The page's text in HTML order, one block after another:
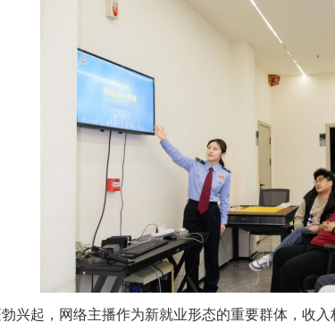
兴起，网络主播作为新就业形态的重要群体，收